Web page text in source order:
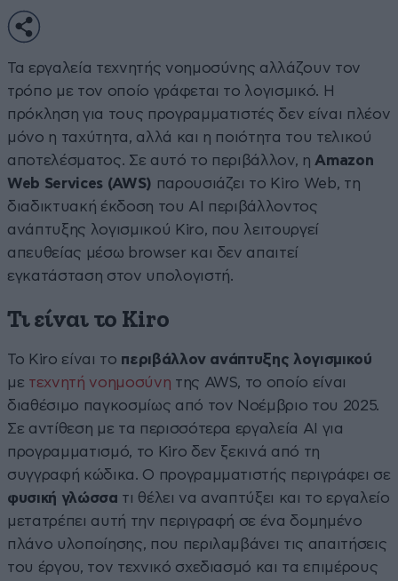
Τα εργαλεία τεχνητής νοημοσύνης αλλάζουν τον
τρόπο με τον οποίο γράφεται το λογισμικό. Η
πρόκληση για τους προγραμματιστές δεν είναι πλέον
μόνο η ταχύτητα, αλλά και η ποιότητα του τελικού
αποτελέσματος. Σε αυτό το περιβάλλον, η Amazon
Web Services (AWS) παρουσιάζει το Kiro Web, τη
διαδικτυακή έκδοση του AI περιβάλλοντος
ανάπτυξης λογισμικού Kiro, που λειτουργεί
απευθείας μέσω browser και δεν απαιτεί
εγκατάσταση στον υπολογιστή.
Τι είναι το Kiro
Το Kiro είναι το περιβάλλον ανάπτυξης λογισμικού
με τεχνητή νοημοσύνη της AWS, το οποίο είναι
διαθέσιμο παγκοσμίως από τον Νοέμβριο του 2025.
Σε αντίθεση με τα περισσότερα εργαλεία AI για
προγραμματισμό, το Kiro δεν ξεκινά από τη
συγγραφή κώδικα. Ο προγραμματιστής περιγράφει σε
φυσική γλώσσα τι θέλει να αναπτύξει και το εργαλείο
μετατρέπει αυτή την περιγραφή σε ένα δομημένο
πλάνο υλοποίησης, που περιλαμβάνει τις απαιτήσεις
του έργου, τον τεχνικό σχεδιασμό και τα επιμέρους